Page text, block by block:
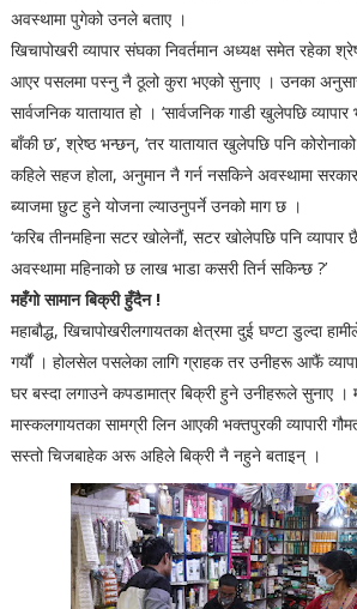
अवस्थामा पुगेको उनले बताए ।
खिचापोखरी व्यापार संघका निवर्तमान अध्यक्ष समेत रहेका
आएर पसलमा पस्नु नै ठूलो कुरा भएको सुनाए । उनका
सार्वजनिक यातायात हो । ‘सार्वजनिक गाडी खुलेपछि
बाँकी छ’, श्रेष्ठ भन्छन्, ‘तर यातायात खुलेपछि पनि
कहिले सहज होला, अनुमान नै गर्न नसकिने अवस्थामा
ब्याजमा छुट हुने योजना ल्याउनुपर्ने उनको माग छ ।
‘करिब तीनमहिना सटर खोलेनौं, सटर खोलेपछि पनि व्यापार
अवस्थामा महिनाको छ लाख भाडा कसरी तिर्न सकिन्छ ?’
महँगो सामान बिक्री हुँदैन !
महाबौद्ध, खिचापोखरीलगायतका क्षेत्रमा दुई घण्टा डुल्दा
गर्यौं । होलसेल पसलेका लागि ग्राहक तर उनीहरू आफैं
घर बस्दा लगाउने कपडामात्र बिक्री हुने उनीहरूले सुनाए ।
मास्कलगायतका सामग्री लिन आएकी भक्तपुरकी व्यापारी
सस्तो चिजबाहेक अरू अहिले बिक्री नै नहुने बताइन् ।